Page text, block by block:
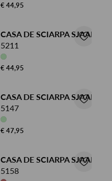
€ 44,95
CASA DE SCIARPA SJAAL
5211
€ 44,95
CASA DE SCIARPA SJAAL
5147
€ 47,95
CASA DE SCIARPA SJAAL
5158